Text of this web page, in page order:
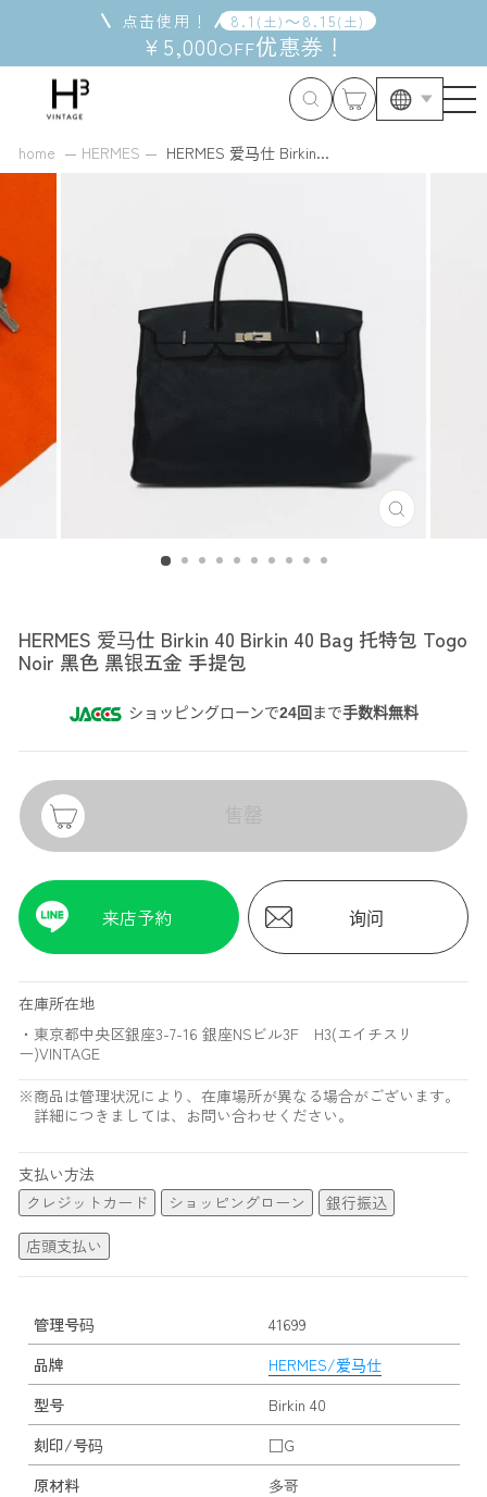
点击使用！ 8 . 1 ( 土) ～ 8 . 15( 土)
¥5,000OFF优惠券 ！
home HERMES HERMES 爱马仕 Birkin...
HERMES 爱马仕 Birkin 40 Birkin 40 Bag 托特包 Togo
Noir 黑色 黑银五金 手提包
ショッピングローンで24回 まで手数料無料
来店予約 询问
在庫所在地
・東京都中央区銀座3-7-16 銀座NSビル3F H3(エイチスリ
ー)VINTAGE
※商品は管理状況により、在庫場所が異なる場合がございます。
詳細につきましては、お問い合わせください。
支払い方法
クレジットカード
ショッピングローン
銀行振込
店頭支払い
管理号码
41699
品牌
HERMES/爱马仕
型号
Birkin 40
刻印/号码
□G
原材料
多哥